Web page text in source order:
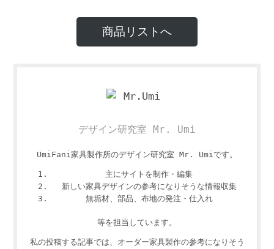
商品リストへ
デザイン研究室 Mr. Umi
UmiFani家具製作所のデザイン研究室 Mr. Umiです。
主にサイトを制作・編集
新しい家具デザインの参考になりそうな情報収集
無垢材、部品、布地の発注・仕入れ
等を担当しています。
私の投稿する記事では、オーダー家具製作の参考になりそう